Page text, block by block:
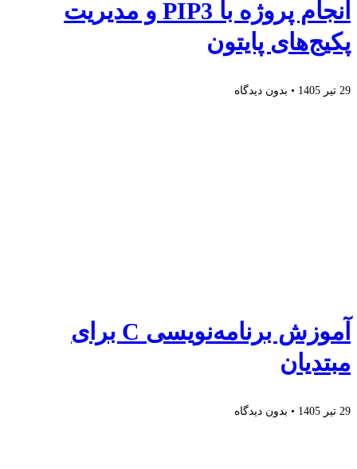
انجام پروژه با PIP3 و مدیریت
پکیج‌های پایتون
29 تیر 1405 بدون دیدگاه
آموزش برنامه‌نویسی C برای
مبتدیان
29 تیر 1405 بدون دیدگاه